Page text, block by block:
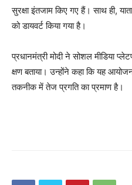
सुरक्षा इंतजाम किए गए हैं। साथ ही,
को डायवर्ट किया गया है।
प्रधानमंत्री मोदी ने सोशल मीडिया
क्षण बताया। उन्होंने कहा कि यह
तकनीक में तेज प्रगति का प्रमाण है।